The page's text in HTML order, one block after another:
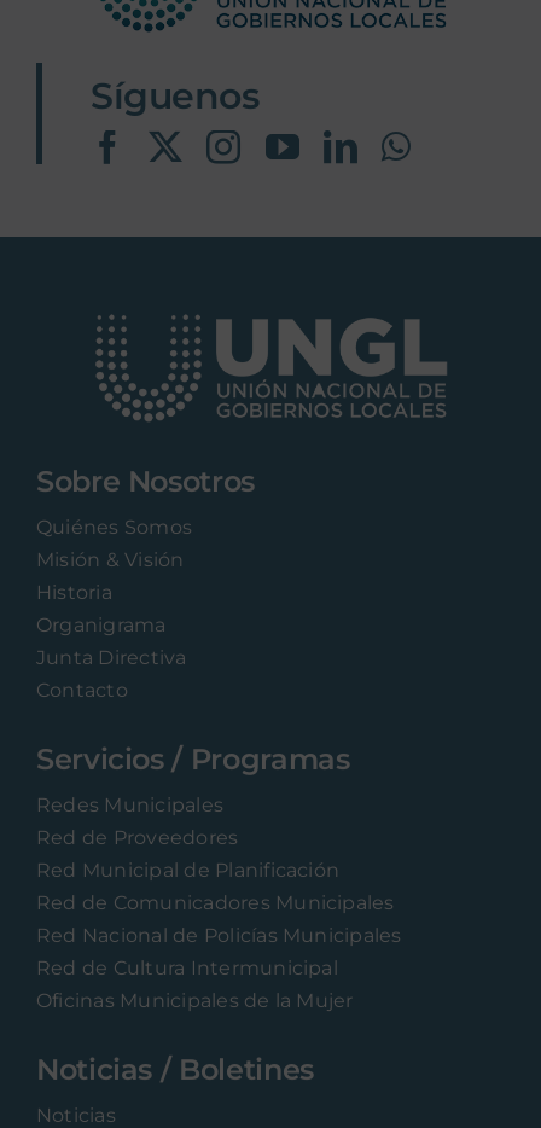
Síguenos
Sobre Nosotros
Quiénes Somos
Misión & Visión
Historia
Organigrama
Junta Directiva
Contacto
Servicios / Programas
Redes Municipales
Red de Proveedores
Red Municipal de Planificación
Red de Comunicadores Municipales
Red Nacional de Policías Municipales
Red de Cultura Intermunicipal
Oficinas Municipales de la Mujer
Noticias / Boletines
Noticias